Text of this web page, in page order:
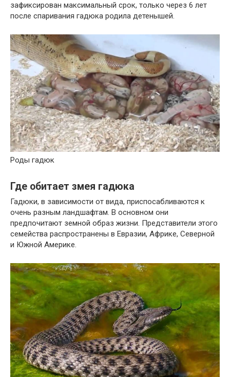
зафиксирован максимальный срок, только через 6 лет
после спаривания гадюка родила детенышей.
Роды гадюк
Где обитает змея гадюка
Гадюки, в зависимости от вида, приспосабливаются к
очень разным ландшафтам. В основном они
предпочитают земной образ жизни. Представители этого
семейства распространены в Евразии, Африке, Северной
и Южной Америке.